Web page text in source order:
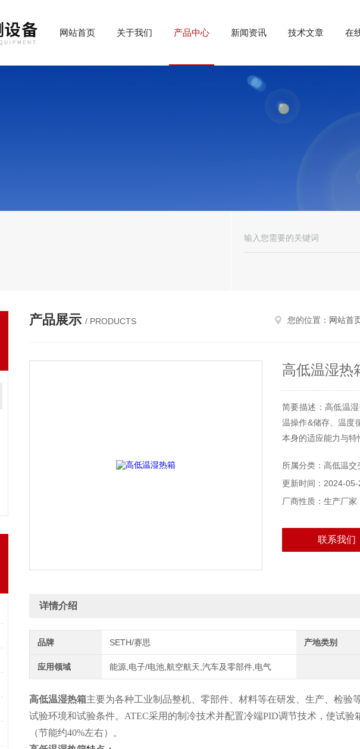
网站首页 关于我们 产品中心 新闻资讯 技术文章 在
产品展示 / PRODUCTS 您的位置： 网站首
高低温湿热
简要描述：高低温
温操作&储存、温度
本身的适应能力与特
测试步骤、条件、
生。
所属分类：高低温交
更新时间：2024-05-
厂商性质：生产厂家
联系我们
详情介绍
品牌 SETH/赛思 产地类别
应用领域 能源,电子/电池,航空航天,汽车及零部件,电气
高低温湿热箱主要为各种工业制品整机、零部件、材料等在研发、生产、检验
试验环境和试验条件。ATEC采用的制冷技术并配置冷端PID调节技术，使试
（节能约40%左右）。